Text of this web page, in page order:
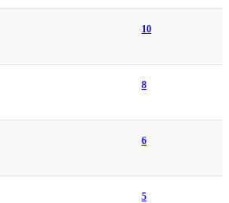
10
8
6
5